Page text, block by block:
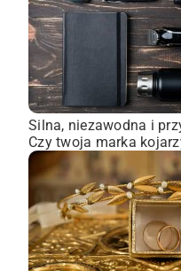
Silna, niezawodna i
Czy twoja marka